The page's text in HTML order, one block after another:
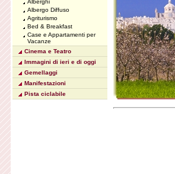
Alberghi
Albergo Diffuso
Agriturismo
Bed & Breakfast
Case e Appartamenti per
Vacanze
Cinema e Teatro
Immagini di ieri e di oggi
Gemellaggi
Manifestazioni
Pista ciclabile